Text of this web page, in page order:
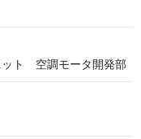
ト　空調モータ開発部